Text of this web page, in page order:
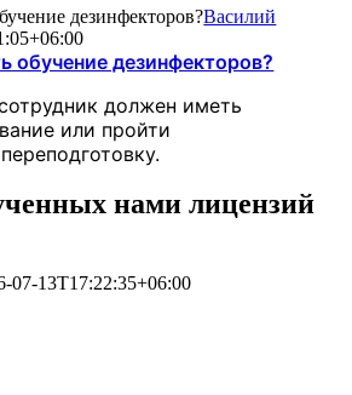
дезинфекторов?Василий
обучение дезинфекторов?
должен иметь
или пройти
нами лицензий
07-13T17:22:35+06:00